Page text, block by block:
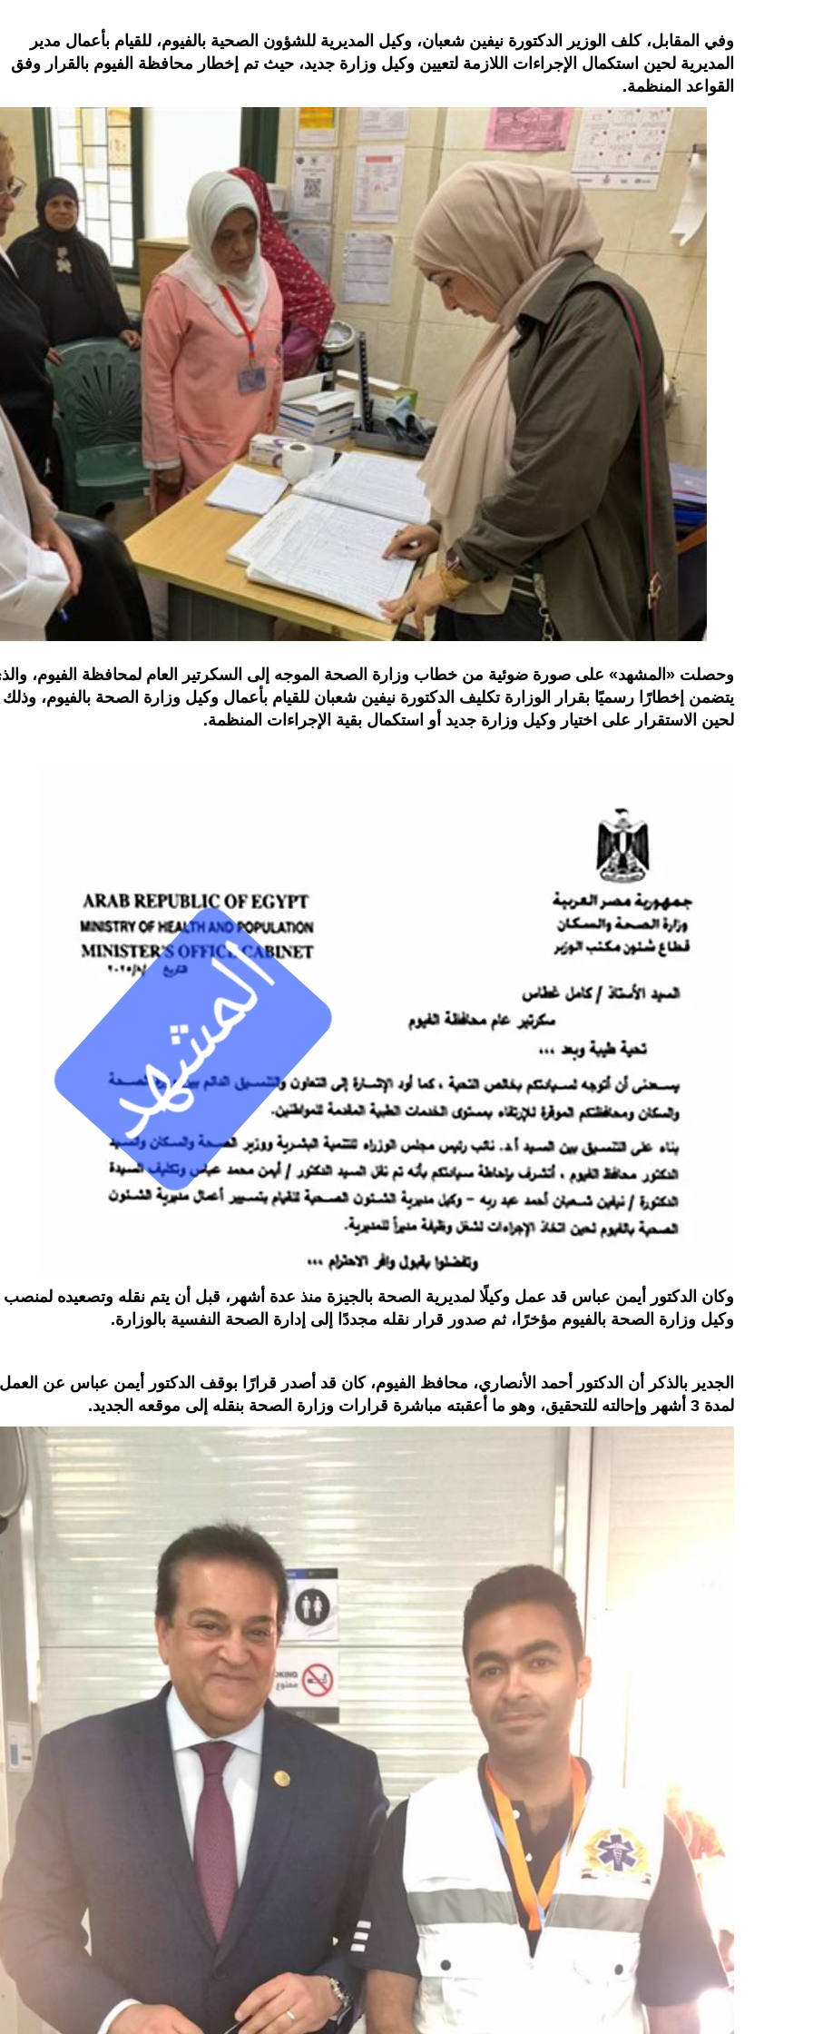
وفي المقابل، كلف الوزير الدكتورة نيفين شعبان، وكيل المديرية للشؤون الصحية بالفيوم، للقيام بأعمال مدير
المديرية لحين استكمال الإجراءات اللازمة لتعيين وكيل وزارة جديد، حيث تم إخطار محافظة الفيوم بالقرار وفق
القواعد المنظمة.
وحصلت «المشهد» على صورة ضوئية من خطاب وزارة الصحة الموجه إلى السكرتير العام لمحافظة الفيوم،
يتضمن إخطارًا رسميًا بقرار الوزارة تكليف الدكتورة نيفين شعبان للقيام بأعمال وكيل وزارة الصحة بالفيوم، وذلك
لحين الاستقرار على اختيار وكيل وزارة جديد أو استكمال بقية الإجراءات المنظمة.
وكان الدكتور أيمن عباس قد عمل وكيلًا لمديرية الصحة بالجيزة منذ عدة أشهر، قبل أن يتم نقله وتصعيده لمنصب
وكيل وزارة الصحة بالفيوم مؤخرًا، ثم صدور قرار نقله مجددًا إلى إدارة الصحة النفسية بالوزارة.
الجدير بالذكر أن الدكتور أحمد الأنصاري، محافظ الفيوم، كان قد أصدر قرارًا بوقف الدكتور أيمن عباس عن العمل
لمدة 3 أشهر وإحالته للتحقيق، وهو ما أعقبته مباشرة قرارات وزارة الصحة بنقله إلى موقعه الجديد.